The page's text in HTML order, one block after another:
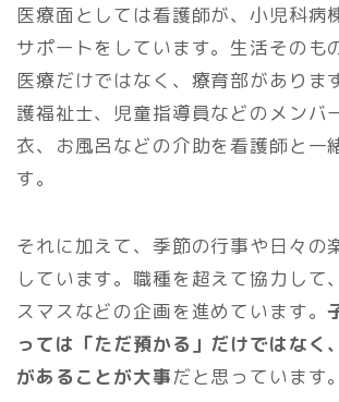
医療面としては看護師が、小児科病
サポートをしています。生活そのも
医療だけではなく、療育部がありま
護福祉士、児童指導員などのメンバ
衣、お風呂などの介助を看護師と一
す。
それに加えて、季節の行事や日々の
しています。職種を超えて協力して
スマスなどの企画を進めています。
っては「ただ預かる」だけではなく
があることが大事だと思っています。